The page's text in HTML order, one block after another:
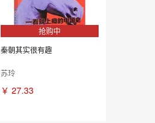
抢购中
秦朝其实很有趣
苏玲
￥ 27.33